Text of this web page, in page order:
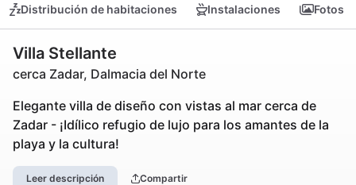
Distribución de habitaciones Instalaciones Fotos
Villa Stellante
cerca Zadar, Dalmacia del Norte
Elegante villa de diseño con vistas al mar cerca de
Zadar - ¡Idílico refugio de lujo para los amantes de la
playa y la cultura!
Leer descripción Compartir